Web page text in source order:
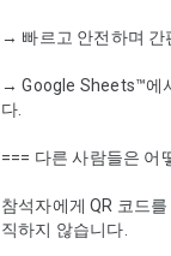
→ 빠르고 안전하며 간
→ Google Sheets™에
다.
=== 다른 사람들은 어
참석자에게 QR 코드
직하지 않습니다.